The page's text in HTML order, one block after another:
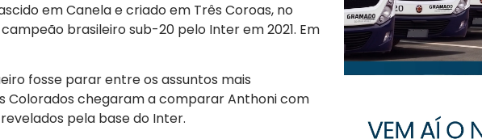
em Canela e criado em Três Coroas, no
brasileiro sub-20 pelo Inter em 2021. Em
fosse parar entre os assuntos mais
Colorados chegaram a comparar Anthoni com
pela base do Inter.